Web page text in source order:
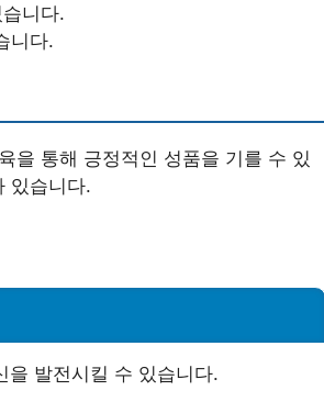
니다.
니다.
을 통해 긍정적인 성품을 기를 수 있
있습니다.
을 발전시킬 수 있습니다.